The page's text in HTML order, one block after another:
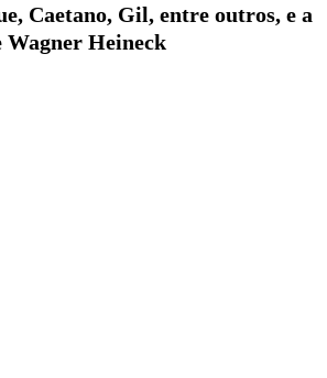
Caetano, Gil, entre outros, e a
Wagner Heineck